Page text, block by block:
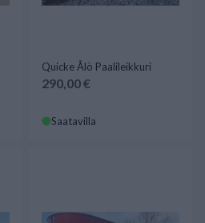
Quicke Ålö Paalileikkuri
290,00 €
Saatavilla